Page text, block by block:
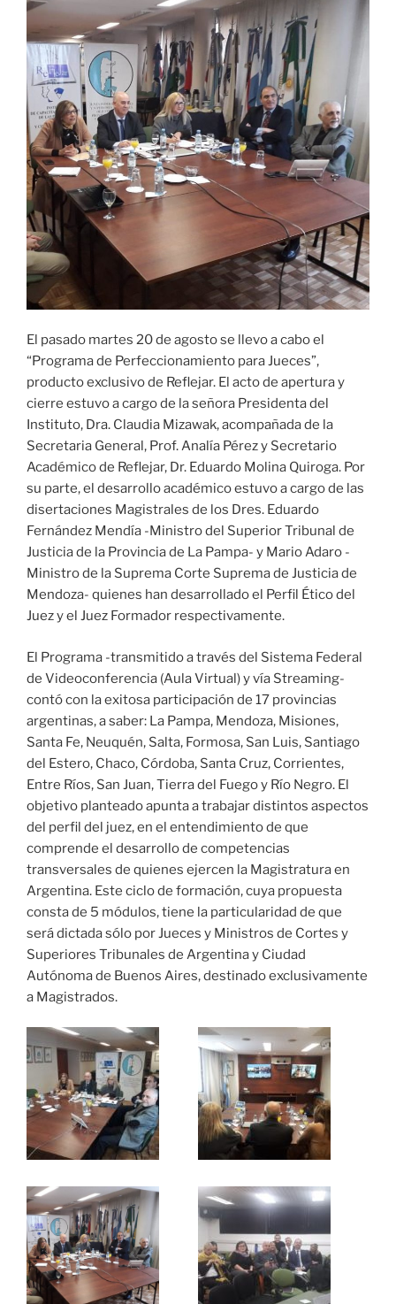
El pasado martes 20 de agosto se llevo a cabo el
“Programa de Perfeccionamiento para Jueces”,
producto exclusivo de Reflejar. El acto de apertura y
cierre estuvo a cargo de la señora Presidenta del
Instituto, Dra. Claudia Mizawak, acompañada de la
Secretaria General, Prof. Analía Pérez y Secretario
Académico de Reflejar, Dr. Eduardo Molina Quiroga. Por
su parte, el desarrollo académico estuvo a cargo de las
disertaciones Magistrales de los Dres. Eduardo
Fernández Mendía -Ministro del Superior Tribunal de
Justicia de la Provincia de La Pampa- y Mario Adaro -
Ministro de la Suprema Corte Suprema de Justicia de
Mendoza- quienes han desarrollado el Perfil Ético del
Juez y el Juez Formador respectivamente.
El Programa -transmitido a través del Sistema Federal
de Videoconferencia (Aula Virtual) y vía Streaming-
contó con la exitosa participación de 17 provincias
argentinas, a saber: La Pampa, Mendoza, Misiones,
Santa Fe, Neuquén, Salta, Formosa, San Luis, Santiago
del Estero, Chaco, Córdoba, Santa Cruz, Corrientes,
Entre Ríos, San Juan, Tierra del Fuego y Río Negro. El
objetivo planteado apunta a trabajar distintos aspectos
del perfil del juez, en el entendimiento de que
comprende el desarrollo de competencias
transversales de quienes ejercen la Magistratura en
Argentina. Este ciclo de formación, cuya propuesta
consta de 5 módulos, tiene la particularidad de que
será dictada sólo por Jueces y Ministros de Cortes y
Superiores Tribunales de Argentina y Ciudad
Autónoma de Buenos Aires, destinado exclusivamente
a Magistrados.